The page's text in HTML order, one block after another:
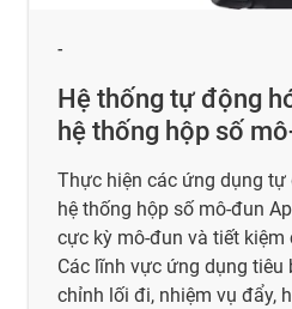
-
Hệ thống tự động
hệ thống hộp số
Thực hiện các ứng dụng tự
hệ thống hộp số mô-đun
cực kỳ mô-đun và tiết kiệm
Các lĩnh vực ứng dụng tiêu
chỉnh lối đi, nhiệm vụ đẩy,